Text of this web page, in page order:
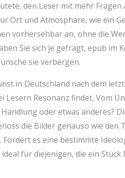
den Leser mit mehr
Ort und Atmosphäre, wie ein
vorhersehbar an, ohne die
Sie sich je gefragt, epub im
sie verbergen.
in Deutschland nach dem
Lesern Resonanz findet, Vom
oder etwas anderes?
die Bilder genauso wie
es eine bestimmte
für diejenigen, die ein